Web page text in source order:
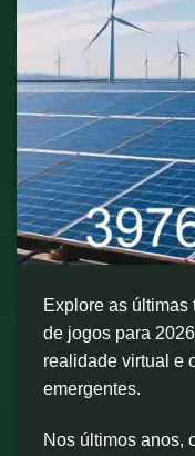
Explore as
de jogos para
realidade virtual e
emergentes.
Nos últimos anos,